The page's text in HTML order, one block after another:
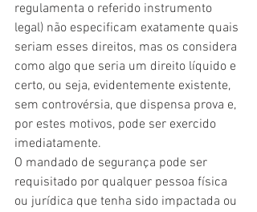
regulamenta o referido instrumento
legal) não especificam exatamente quais
seriam esses direitos, mas os considera
como algo que seria um direito líquido e
certo, ou seja, evidentemente existente,
sem controvérsia, que dispensa prova e,
por estes motivos, pode ser exercido
imediatamente.
O mandado de segurança pode ser
requisitado por qualquer pessoa física
ou jurídica que tenha sido impactada ou